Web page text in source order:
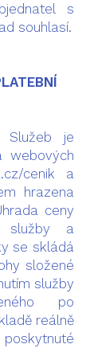
s
souhlasí.
Služeb je
webových
cenik a
hrazena
ceny
služby a
se skládá
složené
služby
po
reálně